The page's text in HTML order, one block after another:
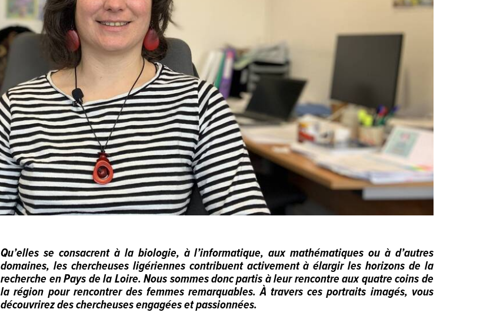
Qu’elles se consacrent à la biologie, à l’informatique, aux mathématiques ou à d’autres
domaines, les chercheuses ligériennes contribuent activement à élargir les horizons de la
recherche en Pays de la Loire. Nous sommes donc partis à leur rencontre aux quatre coins de
la région pour rencontrer des femmes remarquables. À travers ces portraits imagés, vous
découvrirez des chercheuses engagées et passionnées.